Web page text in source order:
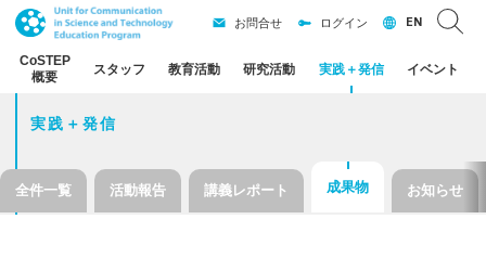
CoSTEP
概要
スタッフ 教育活動 研究活動 実践＋発信 イベント
お問合せ ログイン EN
実践＋発信
全件一覧 活動報告 講義レポート 成果物 お知らせ